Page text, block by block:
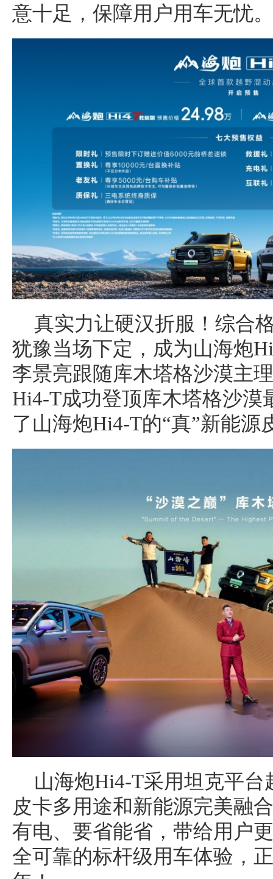
意十足，保障用户用车无忧。
真实力让硬汉折服！综合
犹豫当场下定，成为山海炮
李景亮跟随库木塔格沙漠主
Hi4-T成功登顶库木塔格沙漠
了山海炮Hi4-T的“真”新能源
山海炮Hi4-T采用坦克平
皮卡多用途和新能源完美融
有电、要省能省，带给用户
全可靠的标杆级用车体验，